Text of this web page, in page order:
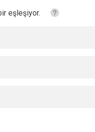
eşleşiyor.